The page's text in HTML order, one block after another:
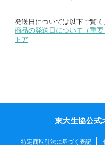
発送日については以下ご覧く
商品の発送日について（重
トア
東大生協公式
特定商取引法に基づく表記